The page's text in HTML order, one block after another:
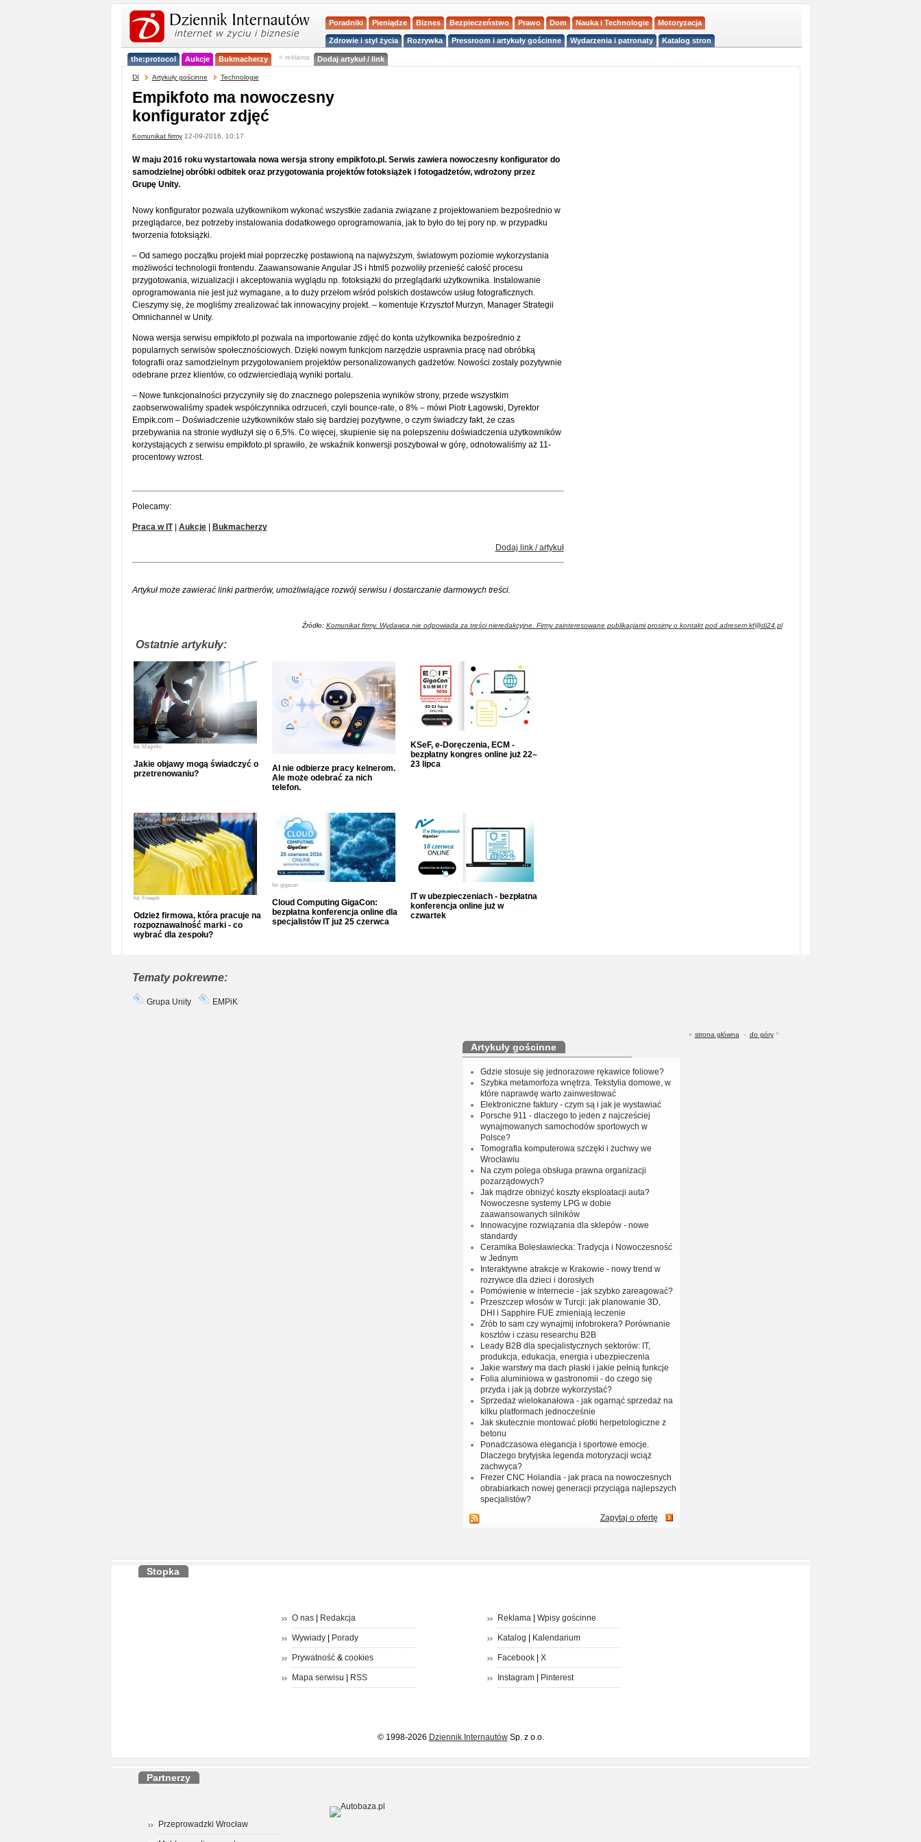
Poradniki Pieniądze Biznes Bezpieczeństwo Prawo Dom Nauka i Technologie Motoryzacja
Zdrowie i styl życia Rozrywka Pressroom i artykuły gościnne Wydarzenia i patronaty Katalog stron
the:protocol Aukcje Bukmacherzy < reklama Dodaj artykuł / link
DI Artykuły gościnne Technologie
Empikfoto ma nowoczesny
konfigurator zdjęć
Komunikat firmy12-09-2016, 10:17
W maju 2016 roku wystartowała nowa wersja strony empikfoto.pl. Serwis zawiera nowoczesny konfigurator do
samodzielnej obróbki odbitek oraz przygotowania projektów fotoksiążek i fotogadżetów, wdrożony przez
Grupę Unity.
Nowy konfigurator pozwala użytkownikom wykonać wszystkie zadania związane z projektowaniem bezpośrednio w
przeglądarce, bez potrzeby instalowania dodatkowego oprogramowania, jak to było do tej pory np. w przypadku
tworzenia fotoksiążki.
– Od samego początku projekt miał poprzeczkę postawioną na najwyższym, światowym poziomie wykorzystania
możliwości technologii frontendu. Zaawansowanie Angular JS i html5 pozwoliły przenieść całość procesu
przygotowania, wizualizacji i akceptowania wyglądu np. fotoksiążki do przeglądarki użytkownika. Instalowanie
oprogramowania nie jest już wymagane, a to duży przełom wśród polskich dostawców usług fotograficznych.
Cieszymy się, że mogliśmy zrealizować tak innowacyjny projekt. – komentuje Krzysztof Murzyn, Manager Strategii
Omnichannel w Unity.
Nowa wersja serwisu empikfoto.pl pozwala na importowanie zdjęć do konta użytkownika bezpośrednio z
popularnych serwisów społecznościowych. Dzięki nowym funkcjom narzędzie usprawnia pracę nad obróbką
fotografii oraz samodzielnym przygotowaniem projektów personalizowanych gadżetów. Nowości zostały pozytywnie
odebrane przez klientów, co odzwierciedlają wyniki portalu.
– Nowe funkcjonalności przyczyniły się do znacznego polepszenia wyników strony, przede wszystkim
zaobserwowaliśmy spadek współczynnika odrzuceń, czyli bounce-rate, o 8% – mówi Piotr Łagowski, Dyrektor
Empik.com – Doświadczenie użytkowników stało się bardziej pozytywne, o czym świadczy fakt, że czas
przebywania na stronie wydłużył się o 6,5%. Co więcej, skupienie się na polepszeniu doświadczenia użytkowników
korzystających z serwisu empikfoto.pl sprawiło, że wskaźnik konwersji poszybował w górę, odnotowaliśmy aż 11-
procentowy wzrost.
Polecamy:
Praca w IT| Aukcje| Bukmacherzy
Dodaj link / artykuł
Artykuł może zawierać linki partnerów, umożliwiające rozwój serwisu i dostarczanie darmowych treści.
Źródło: Komunikat firmy. Wydawca nie odpowiada za treści nieredakcyjne. Firmy zainteresowane publikacjami prosimy o kontakt pod adresem kf@di24.pl
Ostatnie artykuły:
fot. Magnific
Jakie objawy mogą świadczyć o
przetrenowaniu?
AI nie odbierze pracy kelnerom.
Ale może odebrać za nich
telefon.
KSeF, e-Doręczenia, ECM -
bezpłatny kongres online już 22–
23 lipca
fot. Freepik
Odzież firmowa, która pracuje na
rozpoznawalność marki - co
wybrać dla zespołu?
fot. gigacon
Cloud Computing GigaCon:
bezpłatna konferencja online dla
specjalistów IT już 25 czerwca
IT w ubezpieczeniach - bezpłatna
konferencja online już w
czwartek
Tematy pokrewne:
Grupa Unity EMPiK
« strona główna - do góry^
Artykuły gościnne
Gdzie stosuje się jednorazowe rękawice foliowe?
Szybka metamorfoza wnętrza. Tekstylia domowe, w
które naprawdę warto zainwestować
Elektroniczne faktury - czym są i jak je wystawiać
Porsche 911 - dlaczego to jeden z najcześciej
wynajmowanych samochodów sportowych w
Polsce?
Tomografia komputerowa szczęki i żuchwy we
Wrocławiu
Na czym polega obsługa prawna organizacji
pozarządowych?
Jak mądrze obniżyć koszty eksploatacji auta?
Nowoczesne systemy LPG w dobie
zaawansowanych silników
Innowacyjne rozwiązania dla sklepów - nowe
standardy
Ceramika Bolesławiecka: Tradycja i Nowoczesność
w Jednym
Interaktywne atrakcje w Krakowie - nowy trend w
rozrywce dla dzieci i dorosłych
Pomówienie w internecie - jak szybko zareagować?
Przeszczep włosów w Turcji: jak planowanie 3D,
DHI i Sapphire FUE zmieniają leczenie
Zrób to sam czy wynajmij infobrokera? Porównanie
kosztów i czasu researchu B2B
Leady B2B dla specjalistycznych sektorów: IT,
produkcja, edukacja, energia i ubezpieczenia
Jakie warstwy ma dach płaski i jakie pełnią funkcje
Folia aluminiowa w gastronomii - do czego się
przyda i jak ją dobrze wykorzystać?
Sprzedaż wielokanałowa - jak ogarnąć sprzedaż na
kilku platformach jednocześnie
Jak skutecznie montować płotki herpetologiczne z
betonu
Ponadczasowa elegancja i sportowe emocje.
Dlaczego brytyjska legenda motoryzacji wciąż
zachwyca?
Frezer CNC Holandia - jak praca na nowoczesnych
obrabiarkach nowej generacji przyciąga najlepszych
specjalistów?
Zapytaj o ofertę
Stopka
O nas| Redakcja
Wywiady| Porady
Prywatność& cookies
Mapa serwisu RSS
Reklama| Wpisy gościnne
Katalog Kalendarium
Facebook| X
Instagram| Pinterest
© 1998-2026 Dziennik InternautówSp. z o.o.
Partnerzy
Przeprowadzki Wrocław